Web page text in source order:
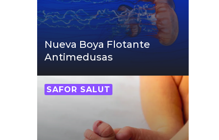
Nueva Boya Flotante
Antimedusas
SAFOR SALUT